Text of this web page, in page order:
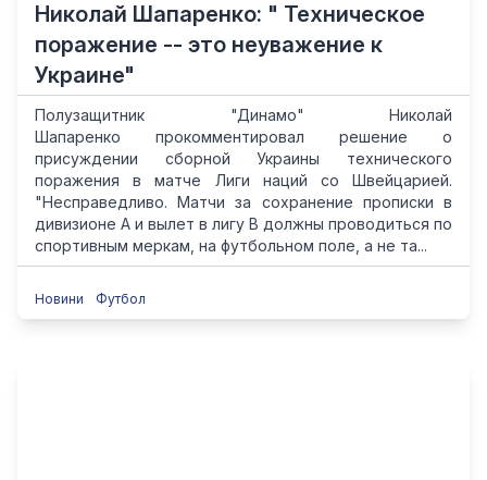
Николай Шапаренко: " Техническое
поражение -- это неуважение к
Украине"
Полузащитник "Динамо" Николай
Шапаренко прокомментировал решение о
присуждении сборной Украины технического
поражения в матче Лиги наций со Швейцарией.
"Несправедливо. Матчи за сохранение прописки в
дивизионе А и вылет в лигу В должны проводиться по
спортивным меркам, на футбольном поле, а не та...
Новини Футбол